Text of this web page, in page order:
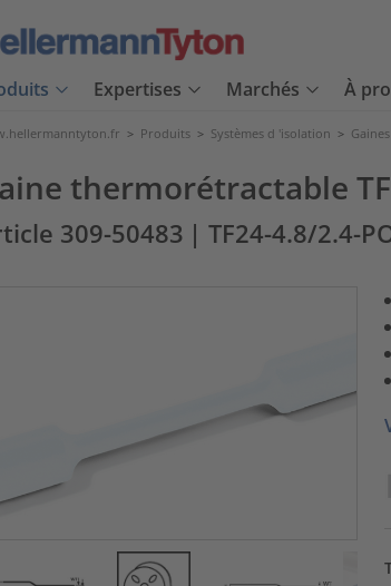
Expertises Marchés À
> Produits > Systèmes d 'isolation >
thermorétractable
309-50483 | TF24-4.8/2.4-